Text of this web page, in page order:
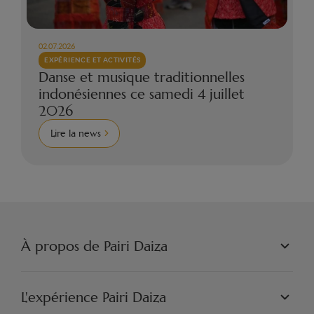
02.07.2026
EXPÉRIENCE ET ACTIVITÉS
Danse et musique traditionnelles
indonésiennes ce samedi 4 juillet
2026
Lire la news
À propos de Pairi Daiza
PHILOSOPHIE
JOBS
L'expérience Pairi Daiza